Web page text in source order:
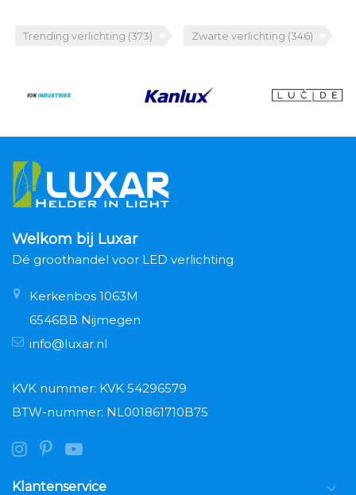
Trending verlichting (373) Zwarte verlichting (346)
Welkom bij Luxar
Dé groothandel voor LED verlichting
Kerkenbos 1063M
6546BB Nijmegen
info@luxar.nl
KVK nummer: KVK 54296579
BTW-nummer: NL001861710B75
Klantenservice